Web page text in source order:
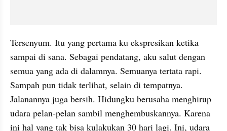
Tersenyum. Itu yang pertama ku ekspresikan ketika
sampai di sana. Sebagai pendatang, aku salut dengan
semua yang ada di dalamnya. Semuanya tertata rapi.
Sampah pun tidak terlihat, selain di tempatnya.
Jalanannya juga bersih. Hidungku berusaha menghirup
udara pelan-pelan sambil menghembuskannya. Karena
ini hal yang tak bisa kulakukan 30 hari lagi. Ini, udara